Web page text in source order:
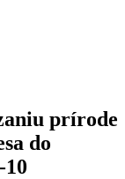
prírode
do